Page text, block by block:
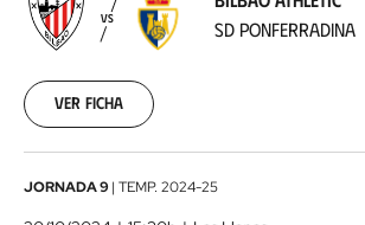
SD
Ponferradina2024-
11
VS
SD PONFERRADINA
Ver ficha
Sestao
JORNADA 9 | TEMP. 2024-25